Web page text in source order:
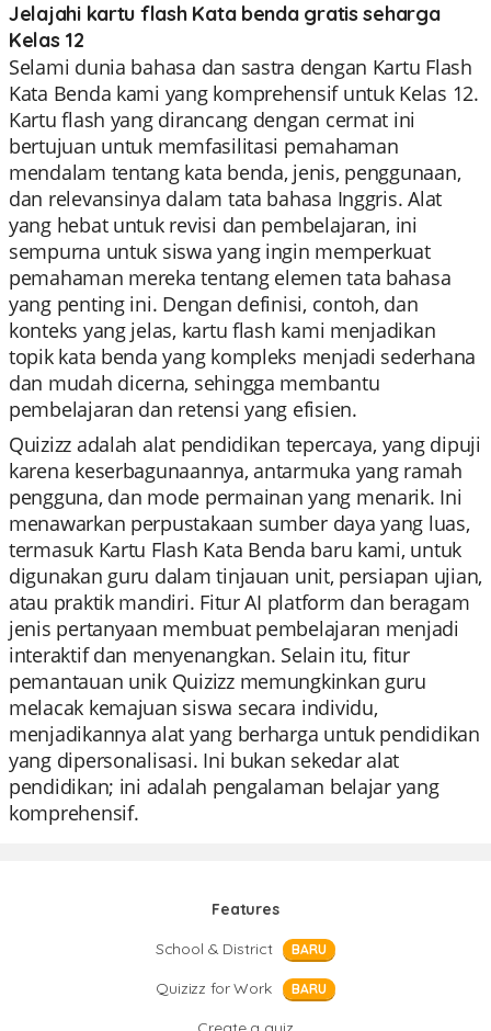
Jelajahi kartu flash Kata benda gratis seharga
Kelas 12
Selami dunia bahasa dan sastra dengan Kartu Flash
Kata Benda kami yang komprehensif untuk Kelas 12.
Kartu flash yang dirancang dengan cermat ini
bertujuan untuk memfasilitasi pemahaman
mendalam tentang kata benda, jenis, penggunaan,
dan relevansinya dalam tata bahasa Inggris. Alat
yang hebat untuk revisi dan pembelajaran, ini
sempurna untuk siswa yang ingin memperkuat
pemahaman mereka tentang elemen tata bahasa
yang penting ini. Dengan definisi, contoh, dan
konteks yang jelas, kartu flash kami menjadikan
topik kata benda yang kompleks menjadi sederhana
dan mudah dicerna, sehingga membantu
pembelajaran dan retensi yang efisien.
Quizizz adalah alat pendidikan tepercaya, yang dipuji
karena keserbagunaannya, antarmuka yang ramah
pengguna, dan mode permainan yang menarik. Ini
menawarkan perpustakaan sumber daya yang luas,
termasuk Kartu Flash Kata Benda baru kami, untuk
digunakan guru dalam tinjauan unit, persiapan ujian,
atau praktik mandiri. Fitur AI platform dan beragam
jenis pertanyaan membuat pembelajaran menjadi
interaktif dan menyenangkan. Selain itu, fitur
pemantauan unik Quizizz memungkinkan guru
melacak kemajuan siswa secara individu,
menjadikannya alat yang berharga untuk pendidikan
yang dipersonalisasi. Ini bukan sekedar alat
pendidikan; ini adalah pengalaman belajar yang
komprehensif.
Features
School & District
BARU
Quizizz for Work BARU